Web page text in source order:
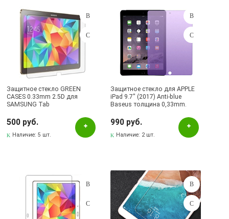
Защитное стекло GREEN
CASES 0.33mm 2.5D для
SAMSUNG Tab
500 руб.
Наличие:5 шт.
Защитное стекло для APPLE
iPad 9.7" (2017) Anti-blue
Baseus толщина 0,33mm.
990 руб.
Наличие: 2 шт.